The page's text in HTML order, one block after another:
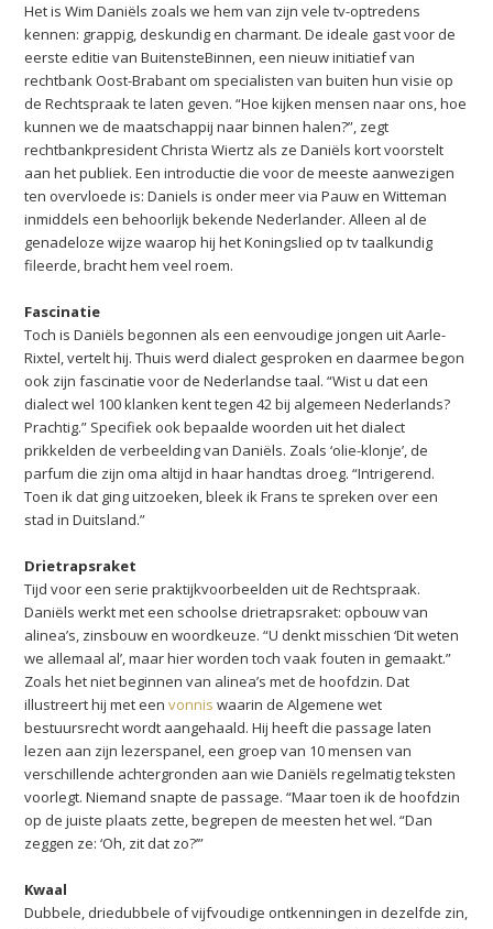
Het is Wim Daniëls zoals we hem van zijn vele tv-optredens
kennen: grappig, deskundig en charmant. De ideale gast voor de
eerste editie van BuitensteBinnen, een nieuw initiatief van
rechtbank Oost-Brabant om specialisten van buiten hun visie op
de Rechtspraak te laten geven. “Hoe kijken mensen naar ons, hoe
kunnen we de maatschappij naar binnen halen?”, zegt
rechtbankpresident Christa Wiertz als ze Daniëls kort voorstelt
aan het publiek. Een introductie die voor de meeste aanwezigen
ten overvloede is: Daniels is onder meer via Pauw en Witteman
inmiddels een behoorlijk bekende Nederlander. Alleen al de
genadeloze wijze waarop hij het Koningslied op tv taalkundig
fileerde, bracht hem veel roem.
Fascinatie
Toch is Daniëls begonnen als een eenvoudige jongen uit Aarle-
Rixtel, vertelt hij. Thuis werd dialect gesproken en daarmee begon
ook zijn fascinatie voor de Nederlandse taal. “Wist u dat een
dialect wel 100 klanken kent tegen 42 bij algemeen Nederlands?
Prachtig.” Specifiek ook bepaalde woorden uit het dialect
prikkelden de verbeelding van Daniëls. Zoals ‘olie-klonje’, de
parfum die zijn oma altijd in haar handtas droeg. “Intrigerend.
Toen ik dat ging uitzoeken, bleek ik Frans te spreken over een
stad in Duitsland.”
Drietrapsraket
Tijd voor een serie praktijkvoorbeelden uit de Rechtspraak.
Daniëls werkt met een schoolse drietrapsraket: opbouw van
alinea’s, zinsbouw en woordkeuze. “U denkt misschien ‘Dit weten
we allemaal al’, maar hier worden toch vaak fouten in gemaakt.”
Zoals het niet beginnen van alinea’s met de hoofdzin. Dat
illustreert hij met eenvonnis waarin de Algemene wet
bestuursrecht wordt aangehaald. Hij heeft die passage laten
lezen aan zijn lezerspanel, een groep van 10 mensen van
verschillende achtergronden aan wie Daniëls regelmatig teksten
voorlegt. Niemand snapte de passage. “Maar toen ik de hoofdzin
op de juiste plaats zette, begrepen de meesten het wel. “Dan
zeggen ze: ‘Oh, zit dat zo?’”
Kwaal
Dubbele, driedubbele of vijfvoudige ontkenningen in dezelfde zin,